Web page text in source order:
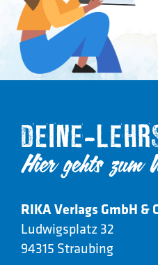
RIKA Verlags GmbH &
Ludwigsplatz 32
94315 Straubing